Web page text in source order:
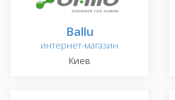
Ballu
интернет-магазин
Киев